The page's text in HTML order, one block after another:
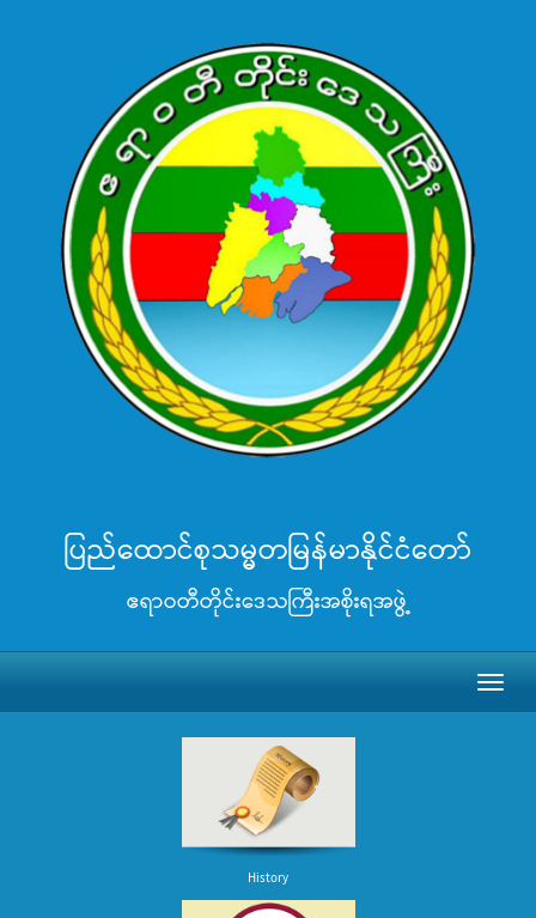
ပြည်ထောင်စုသမ္မတမြန်မာနိုင်ငံတော်
ဧရာဝတီတိုင်းဒေသကြီးအစိုးရအဖွဲ့
History